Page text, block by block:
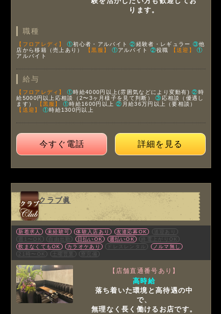
ります。
職種
【フロアレディ】 ①初心者・アルバイト②経験者・レギュラー ③他
店から移籍（売上あり）
【黒服】 ①アルバイト ②役職 【送迎】
①
アルバイト
給与
【フロアレディ】 ①時給4000円以上(雰囲気などにより変動有)②時
給5000円以上応相談（2〜3ヶ月様子を見て判断）③ 応相談（優遇し
ます）
【黒服】 ①時給1600円以上② 月給36万円以上（要相談）
【送迎】
①時給1300円以上
今すぐ電話 詳細を見る
クラブ眞
新着求人 未経験可 体験入店あり 友達応募OK
送迎あり
週1〜OK
自由出勤 日払いOK 週払いOK
終電上がりOK
飲まなくてもOK
カラオケあり ドレスレンタル
ノルマ無し
21時〜OK
土曜営業 寮完備
【店舗直通番号あり】
高時給
落ち着いた環境と高待遇の中
で、
無理なく長く働けるお店です。